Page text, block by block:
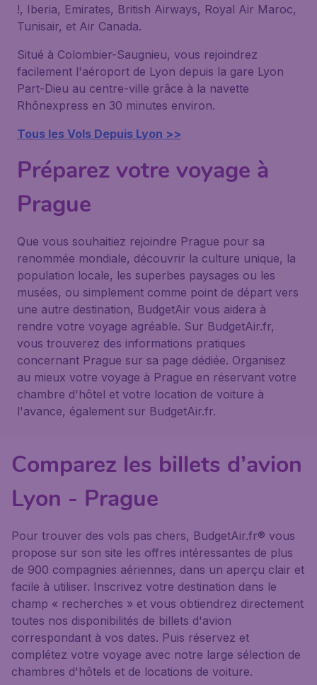
!, Iberia, Emirates, British Airways, Royal Air Maroc,
Tunisair, et Air Canada.
Situé à Colombier-Saugnieu, vous rejoindrez
facilement l'aéroport de Lyon depuis la gare Lyon
Part-Dieu au centre-ville grâce à la navette
Rhônexpress en 30 minutes environ.
Tous les Vols Depuis Lyon >>
Préparez votre voyage à
Prague
Que vous souhaitiez rejoindre Prague pour sa
renommée mondiale, découvrir la culture unique, la
population locale, les superbes paysages ou les
musées, ou simplement comme point de départ vers
une autre destination, BudgetAir vous aidera à
rendre votre voyage agréable. Sur BudgetAir.fr,
vous trouverez des informations pratiques
concernant Prague sur sa page dédiée. Organisez
au mieux votre voyage à Prague en réservant votre
chambre d'hôtel et votre location de voiture à
l'avance, également sur BudgetAir.fr.
Comparez les billets d’avion
Lyon - Prague
Pour trouver des vols pas chers, BudgetAir.fr® vous
propose sur son site les offres intéressantes de plus
de 900 compagnies aériennes, dans un aperçu clair et
facile à utiliser. Inscrivez votre destination dans le
champ « recherches » et vous obtiendrez directement
toutes nos disponibilités de billets d'avion
correspondant à vos dates. Puis réservez et
complétez votre voyage avec notre large sélection de
chambres d'hôtels et de locations de voiture.